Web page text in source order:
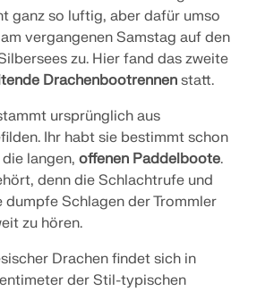
API-Dienst (gRPC) bietet Ihnen eine
zur Statiksoftware auf Basis
mit direktem Zugriff auf die
1
finden
Antworten auf häufig gestellte
Software. Durchsuchen oder filtern
lösen.
die Kraft der Innovation
Tools und Verbesserungen,
Arbeitsablauf optimieren.
ENTDECKEN
gestaltet. Erleben Sie Innovation,
Herausforderungen.
ANMELDEN
ERSTELLEN
ganz so luftig, aber dafür umso
vergangenen Samstag auf den
zu. Hier fand das zweite
Drachenbootrennen statt.
ursprünglich aus
Ihr habt sie bestimmt schon
langen, offenen Paddelboote.
denn die Schlachtrufe und
dumpfe Schlagen der Trommler
zu hören.
Drachen findet sich in
der Stil-typischen